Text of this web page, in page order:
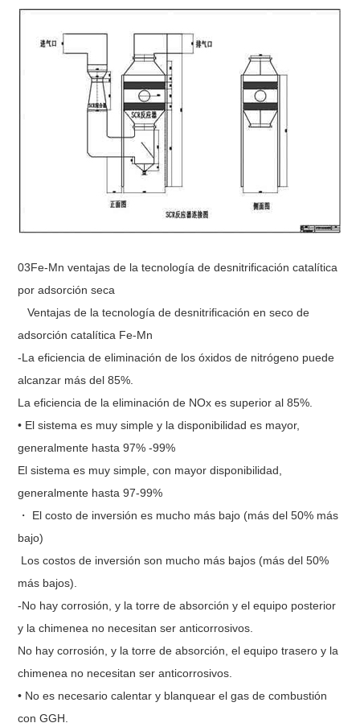
03Fe-Mn ventajas de la tecnología de desnitrificación catalítica
por adsorción seca
Ventajas de la tecnología de desnitrificación en seco de
adsorción catalítica Fe-Mn
-La eficiencia de eliminación de los óxidos de nitrógeno puede
alcanzar más del 85%.
La eficiencia de la eliminación de NOx es superior al 85%.
• El sistema es muy simple y la disponibilidad es mayor,
generalmente hasta 97% -99%
El sistema es muy simple, con mayor disponibilidad,
generalmente hasta 97-99%
・ El costo de inversión es mucho más bajo (más del 50% más
bajo)
Los costos de inversión son mucho más bajos (más del 50%
más bajos).
-No hay corrosión, y la torre de absorción y el equipo posterior
y la chimenea no necesitan ser anticorrosivos.
No hay corrosión, y la torre de absorción, el equipo trasero y la
chimenea no necesitan ser anticorrosivos.
• No es necesario calentar y blanquear el gas de combustión
con GGH.